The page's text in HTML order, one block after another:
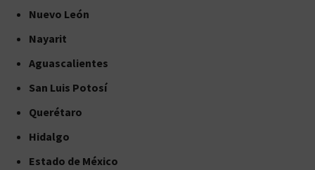
Nuevo León
Nayarit
Aguascalientes
San Luis Potosí
Querétaro
Hidalgo
Estado de México